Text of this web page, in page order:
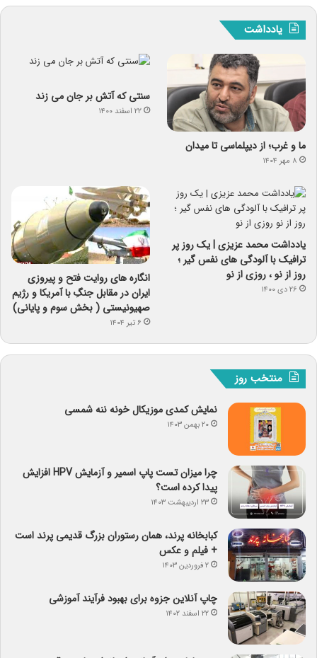
یادداشت
ما و غرب؛ از دیپلماسی تا میدان
۸ مهر ۱۴۰۴
سنتی که آتش بر جان می زند
۲۲ اسفند ۱۴۰۰
یادداشت محمد عزیزی | یک روز پر
ترافیک با آلودگی های نفس گیر ؛
روز از نو ، روزی از نو
۲۶ دی ۱۴۰۰
انگاره های روایت فتح و پیروزی
ایران در مقابل جنگِ با آمریکا و رژیم
صهیونیستی ( بخش سوم و پایانی)
۶ تیر ۱۴۰۴
منتخب روز
نمایش کمدی موزیکال خونه ننه شمسی
۲۰ بهمن ۱۴۰۳
چرا میزان تست پاپ اسمیر و آزمایش HPV افزایش
پیدا کرده است؟
۲۳ اردیبهشت ۱۴۰۳
کبابخانه پرند، همان رستوران بزرگ قدیمی پرند است
+ فیلم و عکس
۲ فروردین ۱۴۰۳
چاپ آنلاین جزوه برای بهبود فرآیند آموزشی
۲۲ اسفند ۱۴۰۲